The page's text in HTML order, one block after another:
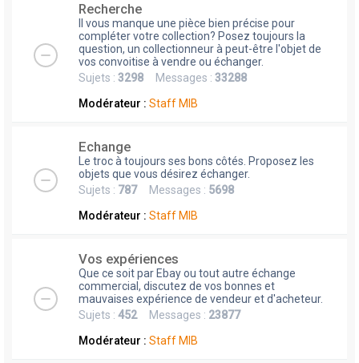
Recherche
Il vous manque une pièce bien précise pour
compléter votre collection? Posez toujours la
question, un collectionneur à peut-être l'objet de
vos convoitise à vendre ou échanger.
Sujets : 3298 Messages : 33288
Modérateur : Staff MIB
Echange
Le troc à toujours ses bons côtés. Proposez les
objets que vous désirez échanger.
Sujets : 787Messages : 5698
Modérateur : Staff MIB
Vos expériences
Que ce soit par Ebay ou tout autre échange
commercial, discutez de vos bonnes et
mauvaises expérience de vendeur et d'acheteur.
Sujets : 452Messages : 23877
Modérateur : Staff MIB